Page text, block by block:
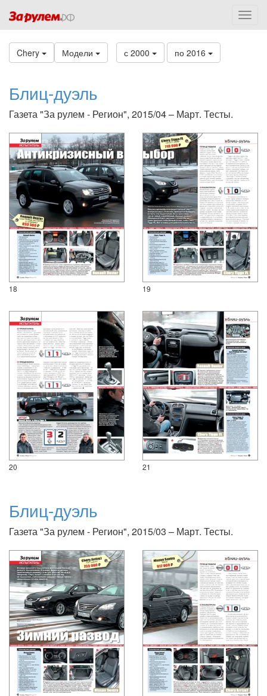
Chery Модели с 2000 по 2016
Блиц-дуэль
Газета "За рулем - Регион", 2015/04 – Март. Тесты.
18 19
20 21
Блиц-дуэль
Газета "За рулем - Регион", 2015/03 – Март. Тесты.